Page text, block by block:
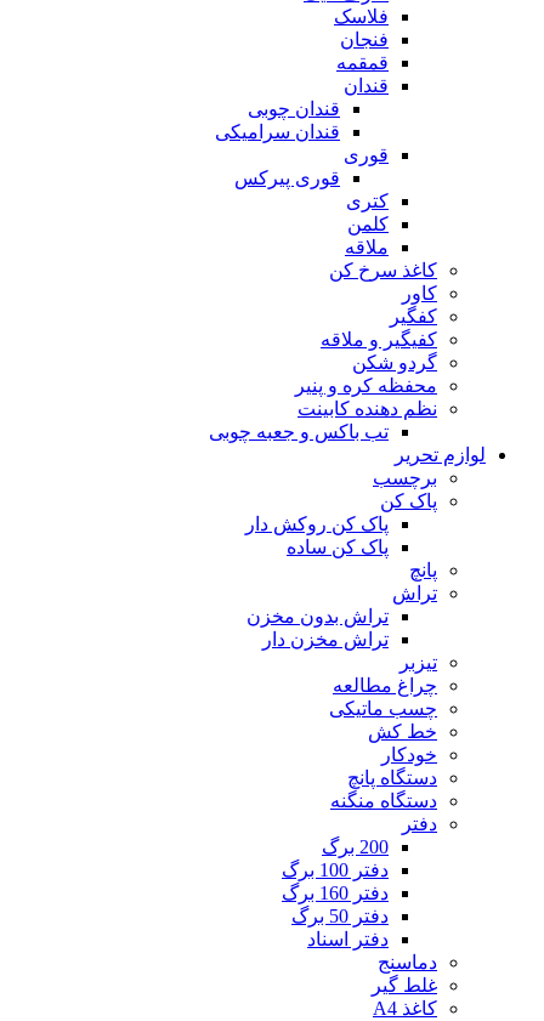
فلاسک
فنجان
قمقمه
قندان
قندان چوبی
قندان سرامیکی
قوری
قوری پیرکس
کتری
کلمن
ملاقه
کاغذ سرخ کن
کاور
کفگیر
کفیگیر و ملاقه
گردو شکن
محفظه کره و پنیر
نظم دهنده کابینت
تب باکس و جعبه چوبی
لوازم تحریر
برچسب
پاک کن
پاک کن روکش دار
پاک کن ساده
پانچ
تراش
تراش بدون مخزن
تراش مخزن دار
تیزبر
چراغ مطالعه
چسب ماتیکی
خط کش
خودکار
دستگاه پانچ
دستگاه منگنه
دفتر
200 برگ
دفتر 100 برگ
دفتر 160 برگ
دفتر 50 برگ
دفتر اسناد
دماسنج
غلط گیر
کاغذ A4